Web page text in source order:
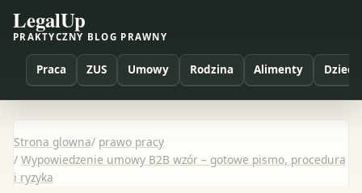
LegalUp
PRAKTYCZNY BLOG PRAWNY
Praca ZUS Umowy Rodzina Alimenty Dzieci
Strona glowna/ prawo pracy
/ Wypowiedzenie umowy B2B wzór – gotowe pismo, procedura
i ryzyka